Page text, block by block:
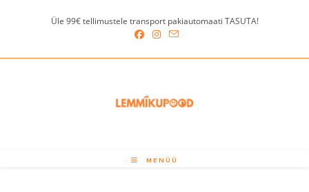
Üle 99€ tellimustele transport pakiautomaati TASUTA!
MENÜÜ